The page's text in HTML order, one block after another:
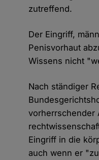
zutreffend.
Der Eingriff,
Penisvorhaut
Wissens nicht
Nach ständiger
vorherrschender
Eingriff in die
auch wenn er